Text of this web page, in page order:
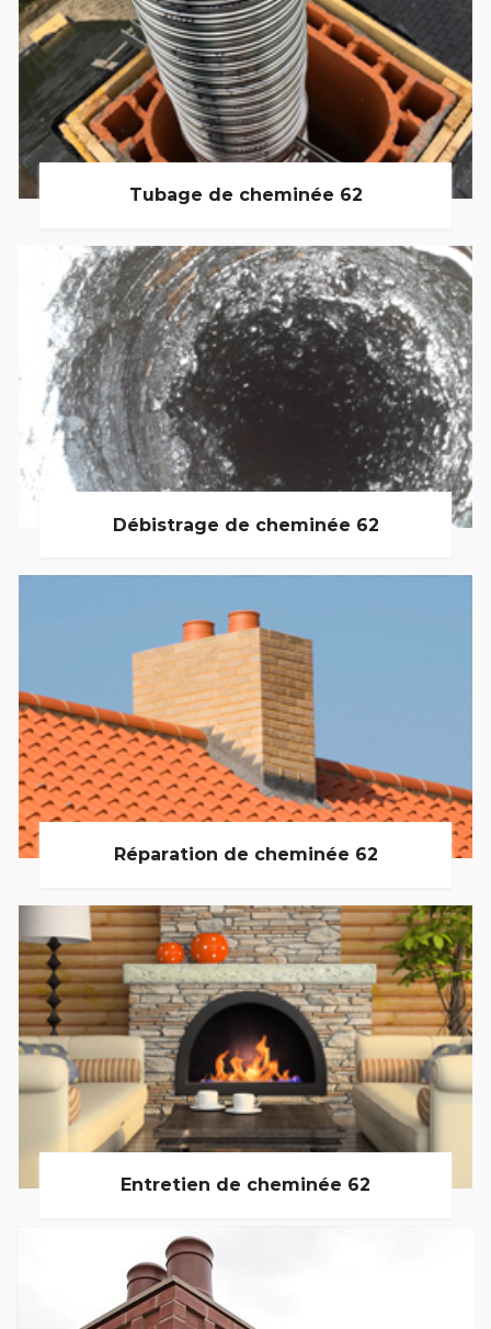
Tubage de cheminée 62
Débistrage de cheminée 62
Réparation de cheminée 62
Entretien de cheminée 62